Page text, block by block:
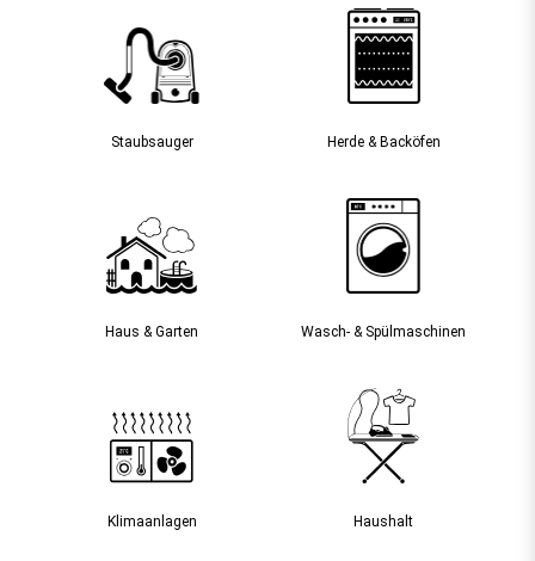
Staubsauger­ Herde & Backöfen
Haus & Garten Wasch- & Spülmaschinen
Klimaanlagen Haushalt